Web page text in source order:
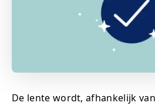
De lente wordt, afhankelijk